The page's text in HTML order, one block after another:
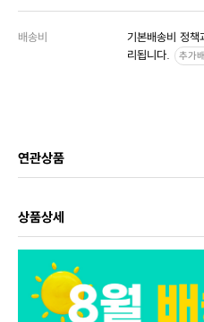
배송비
기본배송비 정
리됩니다.
추가
연관상품
상품상세